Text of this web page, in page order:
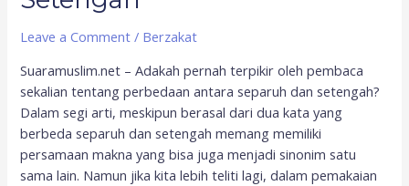
Leave a Comment / Berzakat
Suaramuslim.net – Adakah pernah terpikir oleh pembaca
sekalian tentang perbedaan antara separuh dan setengah?
Dalam segi arti, meskipun berasal dari dua kata yang
berbeda separuh dan setengah memang memiliki
persamaan makna yang bisa juga menjadi sinonim satu
sama lain. Namun jika kita lebih teliti lagi, dalam pemakaian